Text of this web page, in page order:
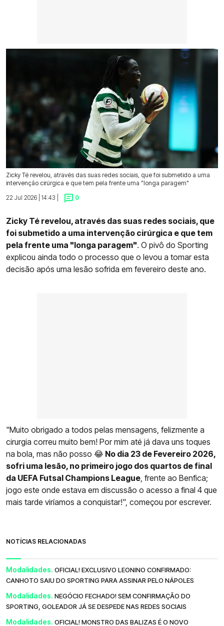
Zicky Té revelou, através das suas redes sociais, que foi submetido a uma
intervenção cirúrgica e que tem pela frente uma "longa paragem"
22 Jul 2026 | 14:43 |
0
Zicky Té revelou, através das suas redes sociais, que
foi submetido a uma intervenção cirúrgica e que tem
pela frente uma "longa paragem". O pivô do Sporting
explicou ainda todo o processo que o levou a tomar esta
decisão após uma lesão sofrida em fevereiro deste ano.
"Muito obrigado a todos pelas mensagens, felizmente a
cirurgia correu muito bem! Por mim até já dava uns toques
na bola, mas não posso 😂 No dia 23 de Fevereiro 2026,
sofri uma lesão, no primeiro jogo dos quartos de final
da UEFA Futsal Champions League , frente ao Benfica;
jogo este onde estava em discussão o acesso a final 4 que
mais tarde viríamos a conquistar!", começou por escrever.
NOTÍCIAS RELACIONADAS
Modalidades. OFICIAL! EXCLUSIVO LEONINO CONFIRMADO:
CANHOTO SAIU DO SPORTING PARA ASSINAR PELO NÁPOLES
Modalidades. NEGÓCIO FECHADO! SEM CONFIRMAÇÃO DO
SPORTING, GOLEADOR JÁ SE DESPEDE NAS REDES SOCIAIS
Modalidades. OFICIAL! MONSTRO DAS BALIZAS É O NOVO